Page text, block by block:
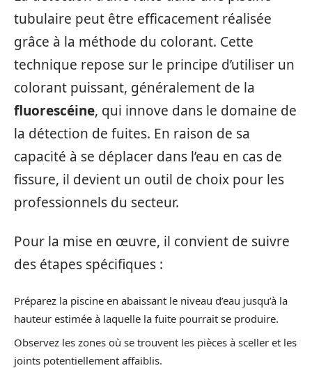
tubulaire peut être efficacement réalisée
grâce à la méthode du colorant. Cette
technique repose sur le principe d’utiliser un
colorant puissant, généralement de la
fluorescéine, qui innove dans le domaine de
la détection de fuites. En raison de sa
capacité à se déplacer dans l’eau en cas de
fissure, il devient un outil de choix pour les
professionnels du secteur.
Pour la mise en œuvre, il convient de suivre
des étapes spécifiques :
Préparez la piscine en abaissant le niveau d’eau jusqu’à la
hauteur estimée à laquelle la fuite pourrait se produire.
Observez les zones où se trouvent les pièces à sceller et les
joints potentiellement affaiblis.